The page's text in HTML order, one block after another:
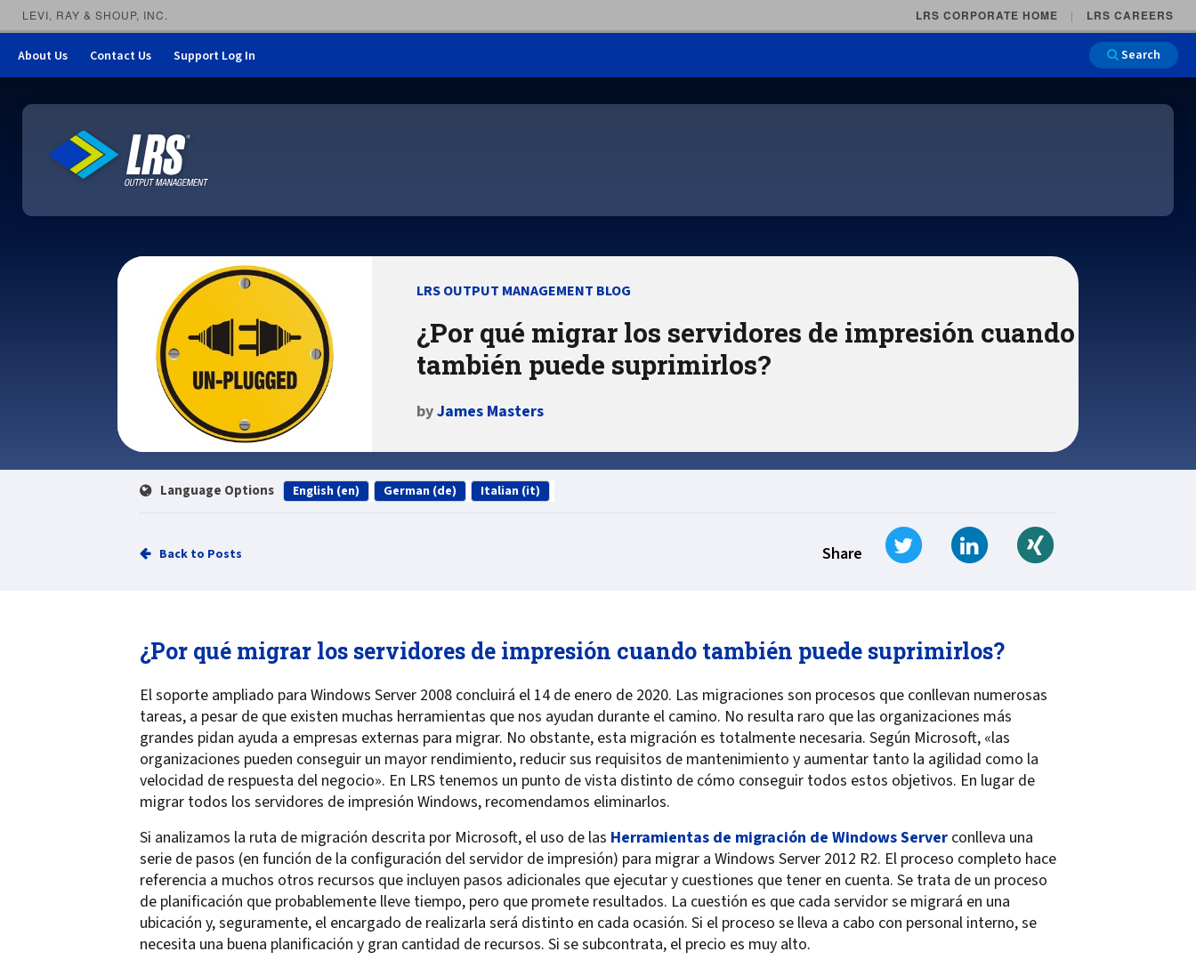
LEVI, RAY & SHOUP, INC. LRS CORPORATE HOME LRS CAREERS
About Us Contact Us Support Log In Search
LRS Output Management
LRS OUTPUT MANAGEMENT BLOG
¿Por qué migrar los servidores de impresión cuando
también puede suprimirlos?
byJames Masters
Language Options English (en) German (de) Italian (it)
Back to Posts Share
Tweet Share on LinkedIn
¿Por qué migrar los servidores de impresión cuando también puede suprimirlos?
El soporte ampliado para Windows Server 2008 concluirá el 14 de enero de 2020. Las migraciones son procesos que conllevan numerosas
tareas, a pesar de que existen muchas herramientas que nos ayudan durante el camino. No resulta raro que las organizaciones más
grandes pidan ayuda a empresas externas para migrar. No obstante, esta migración es totalmente necesaria. Según Microsoft, «las
organizaciones pueden conseguir un mayor rendimiento, reducir sus requisitos de mantenimiento y aumentar tanto la agilidad como la
velocidad de respuesta del negocio». En LRS tenemos un punto de vista distinto de cómo conseguir todos estos objetivos. En lugar de
migrar todos los servidores de impresión Windows, recomendamos eliminarlos.
Si analizamos la ruta de migración descrita por Microsoft, el uso de las Herramientas de migración de Windows Server conlleva una
serie de pasos (en función de la configuración del servidor de impresión) para migrar a Windows Server 2012 R2. El proceso completo hace
referencia a muchos otros recursos que incluyen pasos adicionales que ejecutar y cuestiones que tener en cuenta. Se trata de un proceso
de planificación que probablemente lleve tiempo, pero que promete resultados. La cuestión es que cada servidor se migrará en una
ubicación y, seguramente, el encargado de realizarla será distinto en cada ocasión. Si el proceso se lleva a cabo con personal interno, se
necesita una buena planificación y gran cantidad de recursos. Si se subcontrata, el precio es muy alto.